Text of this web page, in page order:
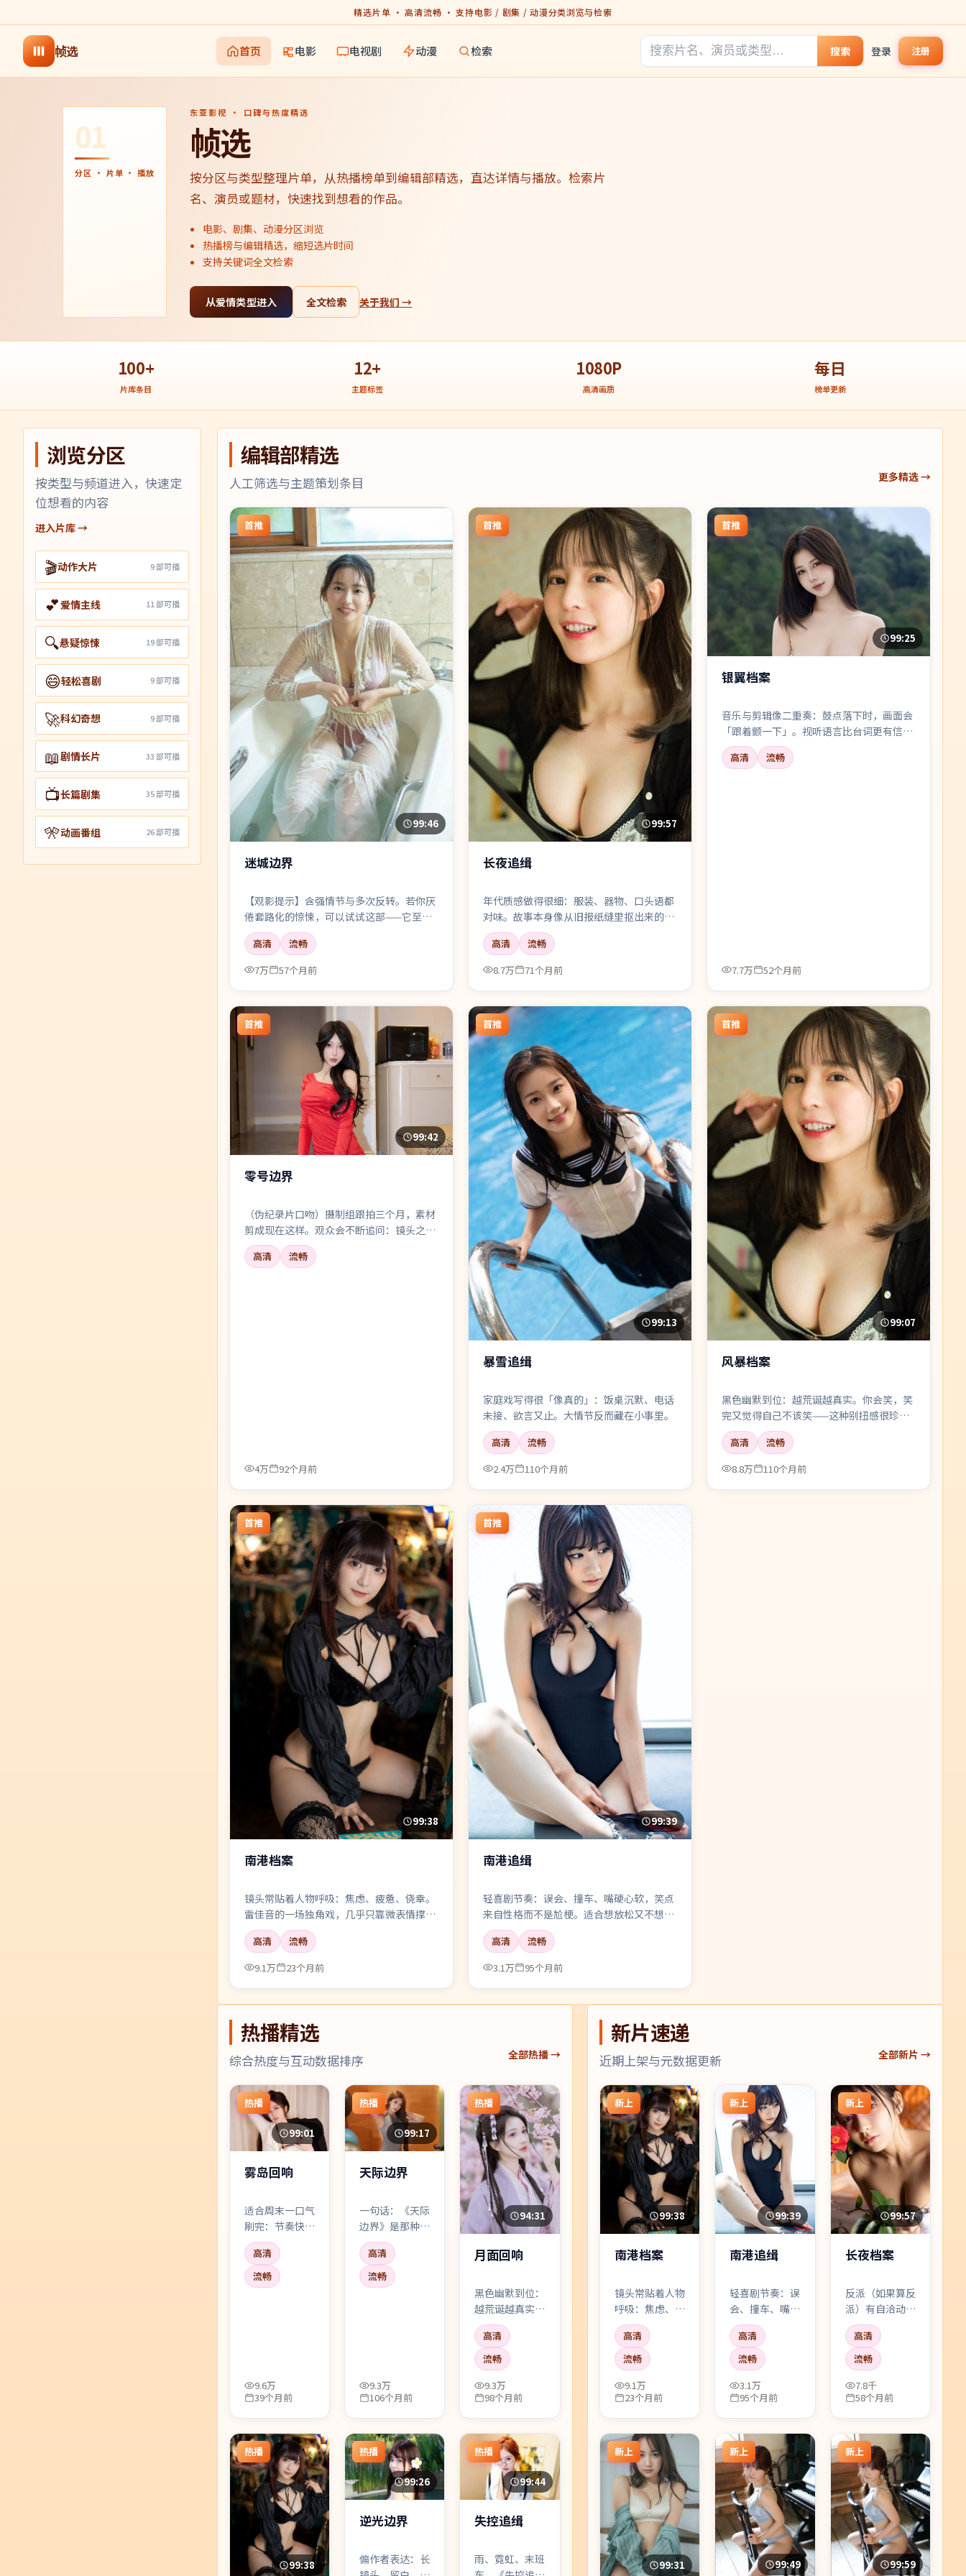
精选片单 · 高清流畅 · 支持电影 / 剧集 / 动漫分类浏览与检索
帧选 首页 电影 电视剧 动漫 检索 搜索 登录 注册
01
分区 · 片单 · 播放
东亚影视 · 口碑与热度精选
帧选
按分区与类型整理片单，从热播榜单到编辑部精选，直达详情与播放。检索片
名、演员或题材，快速找到想看的作品。
电影、剧集、动漫分区浏览
热播榜与编辑精选，缩短选片时间
支持关键词全文检索
从爱情类型进入 全文检索 关于我们 →
100+
片库条目
12+
主题标签
1080P
高清画质
每日
榜单更新
浏览分区
按类型与频道进入，快速定
位想看的内容
进入片库 →
🎬动作大片 9部可播
💕爱情主线 11部可播
🔍悬疑惊悚 19部可播
😄轻松喜剧 9部可播
🚀科幻奇想 9部可播
📖剧情长片 33部可播
📺长篇剧集 35部可播
🎌动画番组 26部可播
编辑部精选
人工筛选与主题策划条目 更多精选 →
首推
99:46
迷城边界
【观影提示】含强情节与多次反转。若你厌
倦套路化的惊悚，可以试试这部——它至少
三次让你以为猜到了真相。
高清
流畅
7万
57个月前
首推
99:57
长夜追缉
年代质感做得很细：服装、器物、口头语都
对味。故事本身像从旧报纸缝里抠出来的社
会切片。
高清
流畅
8.7万
71个月前
首推
99:25
银翼档案
音乐与剪辑像二重奏：鼓点落下时，画面会
「跟着颤一下」。视听语言比台词更有信息
量。
高清 流畅
7.7万 52个月前
首推
99:42
零号边界
（伪纪录片口吻）摄制组跟拍三个月，素材
剪成现在这样。观众会不断追问：镜头之
外，还藏着谁的版本？
高清 流畅
4万 92个月前
首推
99:13
暴雪追缉
家庭戏写得很「像真的」：饭桌沉默、电话
未接、欲言又止。大情节反而藏在小事里。
高清
流畅
2.4万
110个月前
首推
99:07
风暴档案
黑色幽默到位：越荒诞越真实。你会笑，笑
完又觉得自己不该笑——这种别扭感很珍
贵。
高清
流畅
8.8万
110个月前
首推
99:38
南港档案
镜头常贴着人物呼吸：焦虑、疲惫、侥幸。
雷佳音的一场独角戏，几乎只靠微表情撑满
整场戏的张力。
高清
流畅
9.1万
23个月前
首推
99:39
南港追缉
轻喜剧节奏：误会、撞车、嘴硬心软，笑点
来自性格而不是尬梗。适合想放松又不想看
无脑片的观众。
高清
流畅
3.1万
95个月前
热播精选
综合热度与互动数据排序 全部热播 →
热播
99:01
雾岛回响
适合周末一口气
刷完：节奏快、
信息密度高，刘
亦菲、张译的对
手戏火花足。缺
点？个别桥段略
高清
流畅
9.6万
39个月前
热播
99:17
天际边界
一句话：《天际
边界》是那种
「看完会沉默两
分钟」的电影。
犯罪外壳下藏着
很私人的疼痛，
高清
流畅
9.3万
106个月前
热播
94:31
月面回响
黑色幽默到位：
越荒诞越真实。
你会笑，笑完又
觉得自己不该笑
——这种别扭感
很珍贵。
高清
流畅
9.3万
98个月前
热播
99:38
热播
99:26
逆光边界
偏作者表达：长
热播
99:44
失控追缉
雨、霓虹、末班
新片速递
近期上架与元数据更新 全部新片 →
新上
99:38
南港档案
镜头常贴着人物
呼吸：焦虑、疲
惫、侥幸。雷佳
音的一场独角
戏，几乎只靠微
表情撑满整场戏
的张力。
高清
流畅
9.1万
23个月前
新上
99:39
南港追缉
轻喜剧节奏：误
会、撞车、嘴硬
心软，笑点来自
性格而不是尬
梗。适合想放松
又不想看无脑片
的观众。
高清
流畅
3.1万
95个月前
新上
99:57
长夜档案
反派（如果算反
派）有自洽动
机：你未必认同
他，但你能理解
他如何一步步说
服自己。
高清
流畅
7.8千
58个月前
新上
99:31
新上
99:49
新上
99:59